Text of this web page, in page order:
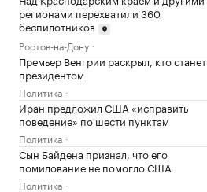
регионами перехватили 360
беспилотников
Ростов-на-Дону
Премьер Венгрии раскрыл, кто станет
президентом
Политика
Иран предложил США «исправить
поведение» по шести пунктам
Политика
Сын Байдена признал, что его
помилование не помогло США
Политика